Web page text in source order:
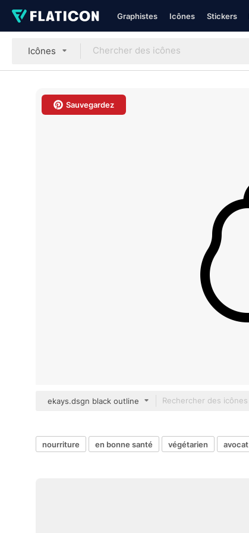
Graphistes Icônes Stickers
Icônes
Sauvegardez
ekays.dsgn black outline
nourriture en bonne santé végétarien avocat